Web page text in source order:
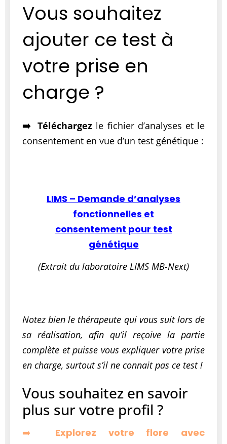
Vous souhaitez
ajouter ce test à
votre prise en
charge ?
➡️ Téléchargez le fichier d’analyses et le
consentement en vue d’un test génétique :
LIMS – Demande d’analyses
fonctionnelles et
consentement pour test
génétique
(Extrait du laboratoire LIMS MB-Next)
Notez bien le thérapeute qui vous suit lors de
sa réalisation, afin qu’il reçoive la partie
complète et puisse vous expliquer votre prise
en charge, surtout s’il ne connait pas ce test !
Vous souhaitez en savoir
plus sur votre profil ?
➡️ Explorez votre flore avec